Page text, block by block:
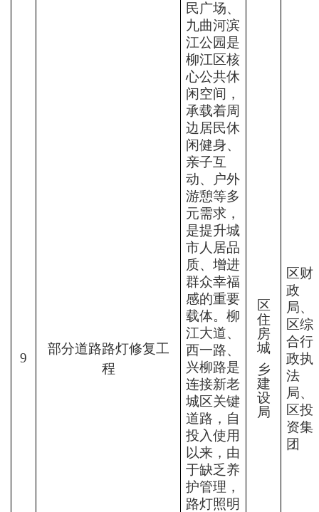
9
部分道路路灯修复工
程
民广场、
九曲河滨
江公园是
柳江区核
心公共休
闲空间，
承载着周
边居民休
闲健身、
亲子互
动、户外
游憩等多
元需求，
是提升城
市人居品
质、增进
群众幸福
感的重要
载体。柳
江大道、
西一路、
兴柳路是
连接新老
城区关键
道路，自
投入使用
以来，由
于缺乏养
护管理，
路灯照明
区
住
房
城
乡
建
设
局
区财
政
局、
区综
合行
政执
法
局、
区投
资集
团